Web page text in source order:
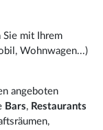
Sie mit Ihrem
Wohnwagen...)
angeboten
Bars, Restaurants